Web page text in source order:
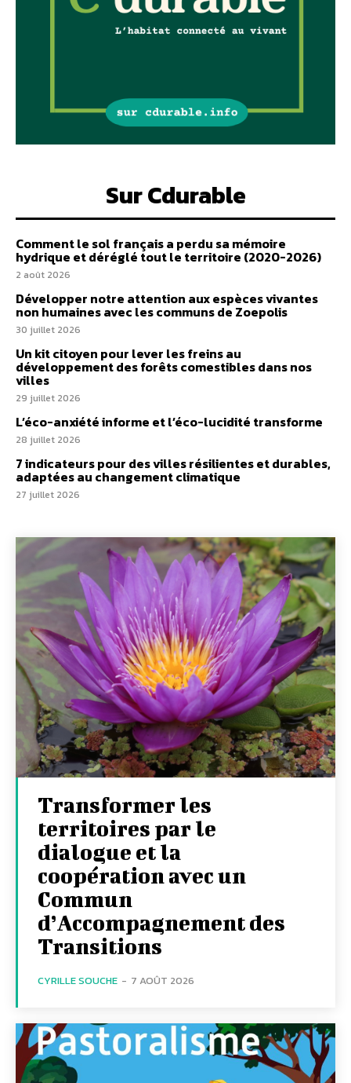
Sur Cdurable
Comment le sol français a perdu sa mémoire
hydrique et déréglé tout le territoire (2020-2026)
2 août 2026
Développer notre attention aux espèces vivantes
non humaines avec les communs de Zoepolis
30 juillet 2026
Un kit citoyen pour lever les freins au
développement des forêts comestibles dans nos
villes
29 juillet 2026
L’éco-anxiété informe et l’éco-lucidité transforme
28 juillet 2026
7 indicateurs pour des villes résilientes et durables,
adaptées au changement climatique
27 juillet 2026
Transformer les
territoires par le
dialogue et la
coopération avec un
Commun
d’Accompagnement des
Transitions
CYRILLE SOUCHE - 7 AOÛT 2026